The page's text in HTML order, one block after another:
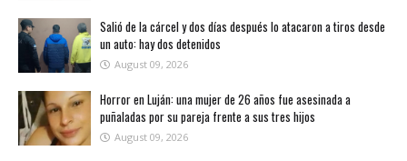
Salió de la cárcel y dos días después lo atacaron a tiros desde
un auto: hay dos detenidos
August 09, 2026
Horror en Luján: una mujer de 26 años fue asesinada a
puñaladas por su pareja frente a sus tres hijos
August 09, 2026